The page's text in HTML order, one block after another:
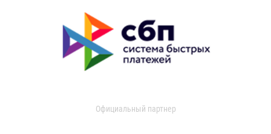
Официальный партнер